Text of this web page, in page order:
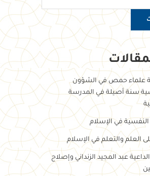
علماء حمص في الشؤون
سنة أصيلة في المدرسة
في الإسلام
العلم والتعلم في الإسلام
عبد المجيد الزنداني وإصلاح